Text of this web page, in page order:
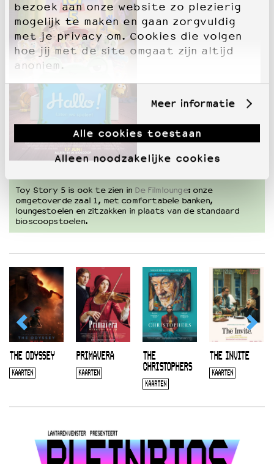
bezoek aan onze website zo plezierig
mogelijk te maken en gaan zorgvuldig
met je privacy om. Cookies die volgen
hoe jij met de site omgaat zijn altijd
anoniem.
Meer informatie
Alle cookies toestaan
Alleen noodzakelijke cookies
Toy Story 5 is ook te zien in De Filmlounge: onze
omgetoverde zaal 1, met comfortabele banken,
loungestoelen en zitzakken in plaats van de standaard
bioscoopstoelen.
THE ODYSSEY
KAARTEN
PRIMAVERA
KAARTEN
THE
CHRISTOPHERS
KAARTEN
THE INVITE
KAARTEN